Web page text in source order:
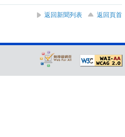
返回新聞列表
返回頁首